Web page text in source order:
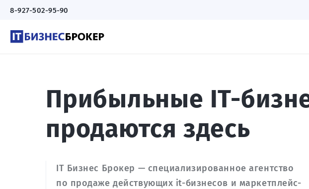
8-927-502-95-90
Прибыльные IT-
продаются здесь
IT Бизнес Брокер — специализированное агентство
по продаже действующих it-бизнесов и маркетплейс-